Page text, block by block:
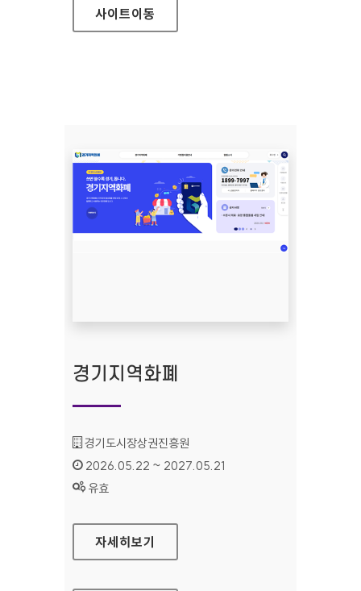
사이트이동
경기지역화폐
기관명 :
경기도시장상권진흥원
인증기간 :
2026.05.22 ~ 2027.05.21
상태 :
유효
경기지역화폐
자세히보기